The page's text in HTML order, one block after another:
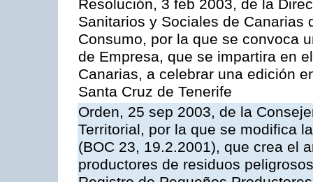
Resolución, 3 feb 2003, de la
Sanitarios y Sociales de Canarias
Consumo, por la que se convoca
de Empresa, que se impartira en
Canarias, a celebrar una edición
Santa Cruz de Tenerife
Orden, 25 sep 2003, de la
Territorial, por la que se modifica
(BOC 23, 19.2.2001), que crea el
productores de residuos